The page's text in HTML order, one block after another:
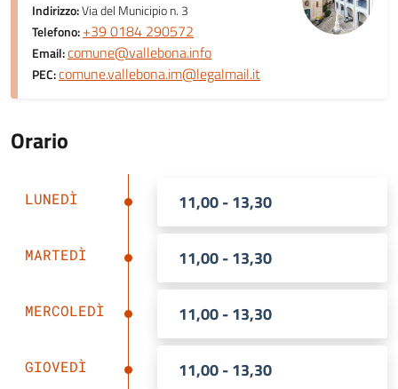
Indirizzo:Via del Municipio n. 3
Telefono:+39 0184 290572
Email:comune@vallebona.info
PEC:comune.vallebona.im@legalmail.it
Orario
LUNEDÌ 11,00 - 13,30
MARTEDÌ 11,00 - 13,30
MERCOLEDÌ 11,00 - 13,30
GIOVEDÌ 11,00 - 13,30